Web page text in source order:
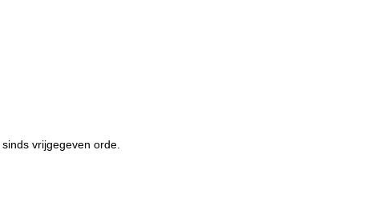
vrijgegeven orde.